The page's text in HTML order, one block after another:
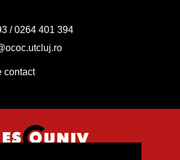
/0264 401 394
contact